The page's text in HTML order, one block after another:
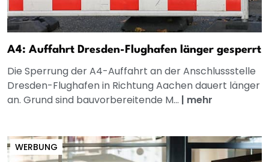
A4: Auffahrt Dresden-Flughafen länger gesperrt
Die Sperrung der A4-Auffahrt an der Anschlussstelle
Dresden-Flughafen in Richtung Aachen dauert länger
an. Grund sind bauvorbereitende M... | mehr
WERBUNG